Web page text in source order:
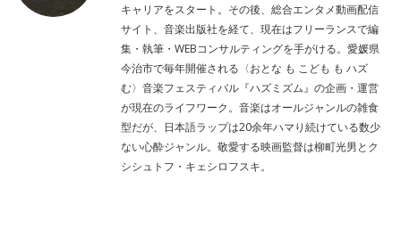
キャリアをスタート。その後、総合エンタメ動画配信
サイト、音楽出版社を経て、現在はフリーランスで編
集・執筆・WEBコンサルティングを手がける。愛媛県
今治市で毎年開催される〈おとな も こども も ハズ
む〉音楽フェスティバル『ハズミズム』の企画・運営
が現在のライフワーク。音楽はオールジャンルの雑食
型だが、日本語ラップは20余年ハマり続けている数少
ない心酔ジャンル。敬愛する映画監督は柳町光男とク
シシュトフ・キェシロフスキ。